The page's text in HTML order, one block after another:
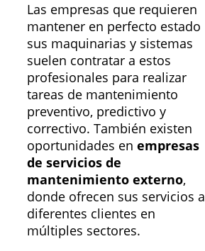
Las empresas que requieren
mantener en perfecto estado
sus maquinarias y sistemas
suelen contratar a estos
profesionales para realizar
tareas de mantenimiento
preventivo, predictivo y
correctivo. También existen
oportunidades en empresas
de servicios de
mantenimiento externo,
donde ofrecen sus servicios a
diferentes clientes en
múltiples sectores.